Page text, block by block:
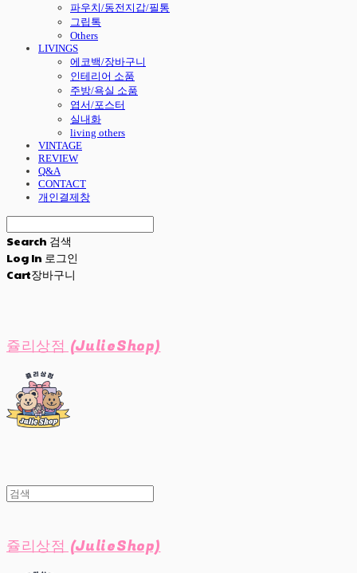
파우치/동전지갑/필통
그립톡
Others
LIVINGS
에코백/장바구니
인테리어 소품
주방/욕실 소품
엽서/포스터
실내화
living others
VINTAGE
REVIEW
Q&A
CONTACT
개인결제창
Search 검색
Log In 로그인
Cart장바구니
쥴리상점 (JulieShop)
쥴리상점 (JulieShop)